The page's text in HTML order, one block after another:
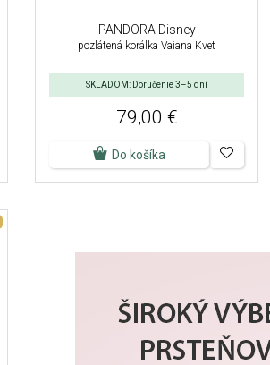
PANDORA Disney
pozlátená korálka Vaiana Kvet
SKLADOM: Doručenie 3–5 dní
79,00 €
Do košíka